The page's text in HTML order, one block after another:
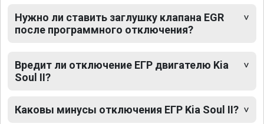
Нужно ли ставить заглушку клапана EGR
после программного отключения?
Вредит ли отключение ЕГР двигателю Kia
Soul II?
Каковы минусы отключения ЕГР Kia Soul II?